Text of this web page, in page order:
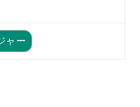
ャー